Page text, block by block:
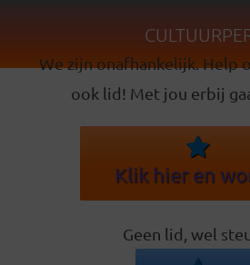
We zijn onafhankelijk. Help
ook lid! Met jou erbij
Klik hier en
Geen lid, wel